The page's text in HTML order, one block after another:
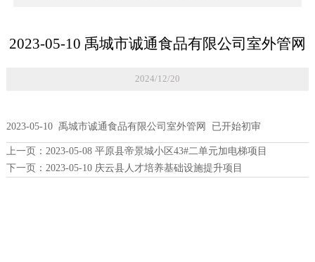
2023-05-10 禹城市诚通食品有限公司室外管网
2024/12/20
2023-05-10 禹城市诚通食品有限公司室外管网 已开始初审
上一页：
2023-05-08 平原县帝景城小区43#二单元加电梯项目
下一页：
2023-05-10 庆云县人才培养基础设施提升项目